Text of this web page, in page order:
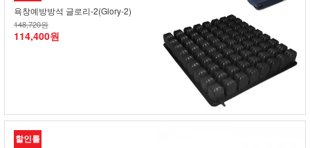
욕창예방방석 글로리-2(Glory-2)
148,720원
114,400원
할인률